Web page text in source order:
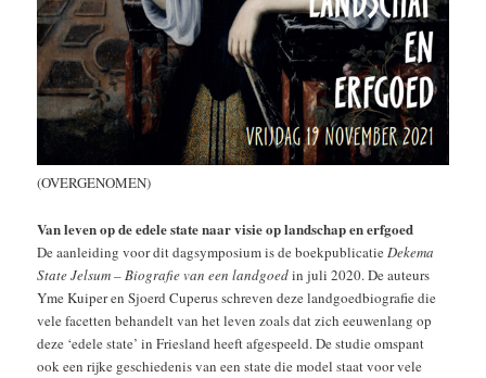
(OVERGENOMEN)
Van leven op de edele state naar visie op landschap en erfgoed
De aanleiding voor dit dagsymposium is de boekpublicatieDekema
State Jelsum – Biografie van een landgoedin juli 2020. De auteurs
Yme Kuiper en Sjoerd Cuperus schreven deze landgoedbiografie die
vele facetten behandelt van het leven zoals dat zich eeuwenlang op
deze ‘edele state’ in Friesland heeft afgespeeld. De studie omspant
ook een rijke geschiedenis van een state die model staat voor vele